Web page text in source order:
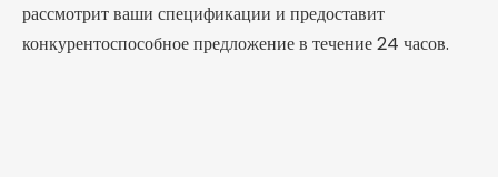
рассмотрит ваши спецификации и предоставит
конкурентоспособное предложение в течение 24 часов.